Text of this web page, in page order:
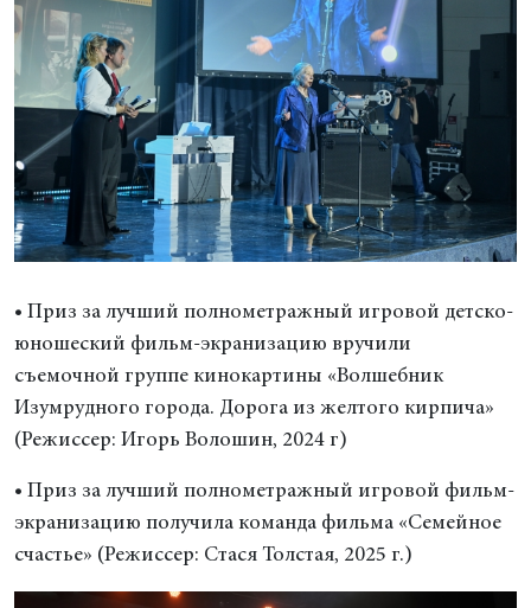
• Приз за лучший полнометражный игровой детско-
юношеский фильм-экранизацию вручили
съемочной группе кинокартины «Волшебник
Изумрудного города. Дорога из желтого кирпича»
(Режиссер: Игорь Волошин, 2024 г)
• Приз за лучший полнометражный игровой фильм-
экранизацию получила команда фильма «Семейное
счастье» (Режиссер: Стася Толстая, 2025 г.)